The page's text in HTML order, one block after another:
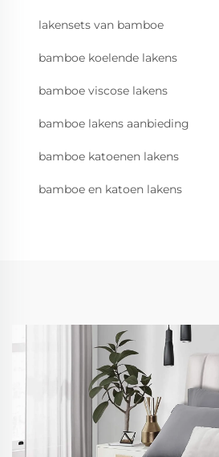
lakensets van bamboe
bamboe koelende lakens
bamboe viscose lakens
bamboe lakens aanbieding
bamboe katoenen lakens
bamboe en katoen lakens